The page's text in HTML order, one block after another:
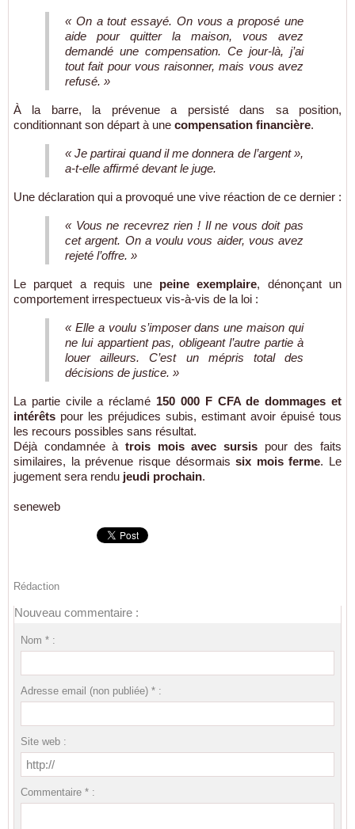
« On a tout essayé. On vous a proposé une
aide pour quitter la maison, vous avez
demandé une compensation. Ce jour-là, j’ai
tout fait pour vous raisonner, mais vous avez
refusé. »
À la barre, la prévenue a persisté dans sa position,
conditionnant son départ à une compensation financière.
« Je partirai quand il me donnera de l’argent »,
a-t-elle affirmé devant le juge.
Une déclaration qui a provoqué une vive réaction de ce dernier :
« Vous ne recevrez rien ! Il ne vous doit pas
cet argent. On a voulu vous aider, vous avez
rejeté l’offre. »
Le parquet a requis une peine exemplaire, dénonçant un
comportement irrespectueux vis-à-vis de la loi :
« Elle a voulu s’imposer dans une maison qui
ne lui appartient pas, obligeant l’autre partie à
louer ailleurs. C’est un mépris total des
décisions de justice. »
La partie civile a réclamé 150 000 F CFA de dommages et
intérêts pour les préjudices subis, estimant avoir épuisé tous
les recours possibles sans résultat.
Déjà condamnée à trois mois avec sursis pour des faits
similaires, la prévenue risque désormaissix mois ferme. Le
jugement sera rendu jeudi prochain.
seneweb
Rédaction
Nouveau commentaire :
Nom * :
Adresse email (non publiée) * :
Site web :
Commentaire * :